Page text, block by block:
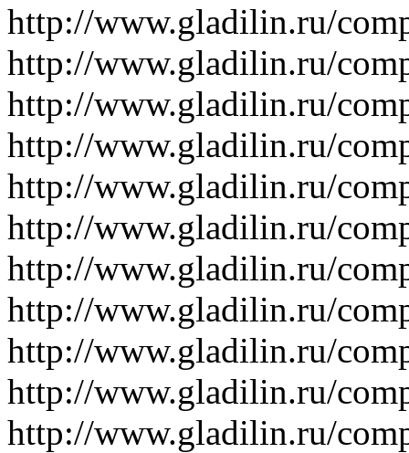
http://www.gladilin.ru/
http://www.gladilin.ru/
http://www.gladilin.ru/
http://www.gladilin.ru/
http://www.gladilin.ru/
http://www.gladilin.ru/
http://www.gladilin.ru/
http://www.gladilin.ru/
http://www.gladilin.ru/
http://www.gladilin.ru/
http://www.gladilin.ru/